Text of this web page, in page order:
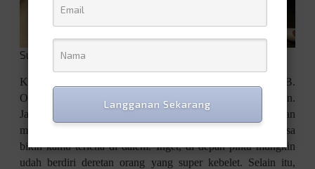
Sumber gambar: Shutterstock
Kamu lagi di bandara, tiba-tiba sakit perut dan pengin BAB.
Oke, selesaikan urusan kamu tapi jangan sampai kelamaan.
Jangan samain toilet di bandara dengan di rumah. Jangan
main HP atau baca koran atau melakukan apa pun yang bisa
bikin kamu terlena di dalem. Inget, di depan pintu mungkin
udah berdiri deretan orang yang super kebelet. Selain itu,
Langganan Sekarang